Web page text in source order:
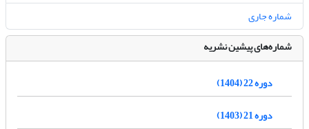
شماره جاری
شماره‌های پیشین نشریه
دوره 22 (1404)
دوره 21 (1403)